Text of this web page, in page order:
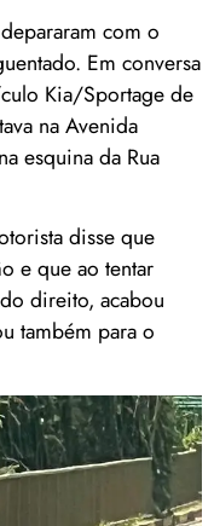
com o
Em conversa
Kia/Sportage de
na Avenida
esquina da Rua
disse que
e que ao tentar
direito, acabou
também para o